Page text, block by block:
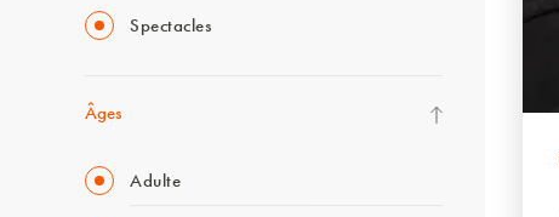
Spectacles
Âges
Adulte